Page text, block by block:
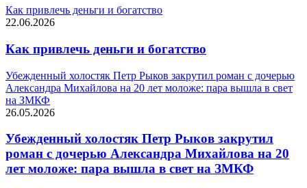
Как привлечь деньги и богатство
22.06.2026
Как привлечь деньги и богатство
Убежденный холостяк Петр Рыков закрутил роман с дочерью
Александра Михайлова на 20 лет моложе: пара вышла в свет
на ЗМКФ
26.05.2026
Убежденный холостяк Петр Рыков закрутил
роман с дочерью Александра Михайлова на 20
лет моложе: пара вышла в свет на ЗМКФ